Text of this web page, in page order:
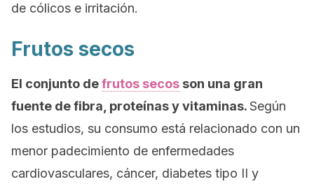
de cólicos e irritación.
Frutos secos
El conjunto defrutos secos son una gran
fuente de fibra, proteínas y vitaminas.Según
los estudios, su consumo está relacionado con un
menor padecimiento de enfermedades
cardiovasculares, cáncer, diabetes tipo II y